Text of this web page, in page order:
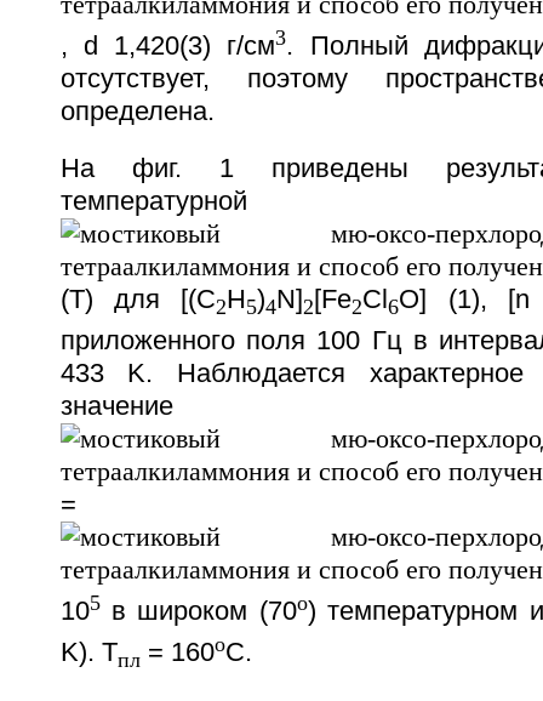
, d 1,420(3) г/см3. Полный
отсутствует, поэтому
определена.
На фиг. 1 приведены
температурной
(T) для [(C2H5)4N]2 [Fe2Cl6O] (1), [n
приложенного поля 100 Гц в
433 K. Наблюдается
значение
=
105в широком (70o) температурном
K). Tпл= 160oC.